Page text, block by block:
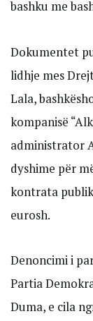
bashku me
Dokumentet
lidhje mes
Lala,
kompanisë
administrator
dyshime për
kontrata
eurosh.
Denoncimi i
Partia
Duma, e cila